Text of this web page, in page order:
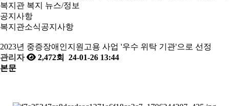
복지관 복지 뉴스/정보
공지사항
복지관소식공지사항
2023년 중증장애인지원고용 사업 '우수 위탁 기관'으로 선정
관리자
2,472회
24-01-26 13:44
본문